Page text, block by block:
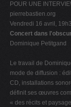
POUR UNE
pierrebastien.org
Vendredi 16 avril,
Concert dans
Dominique Petitgand
Le travail de
mode de diffusion :
CD, installations
définit ses œuvres
« des récits et